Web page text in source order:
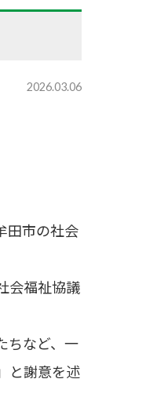
2026.03.06
田市の社会
会福祉協議
ちなど、一
と謝意を述